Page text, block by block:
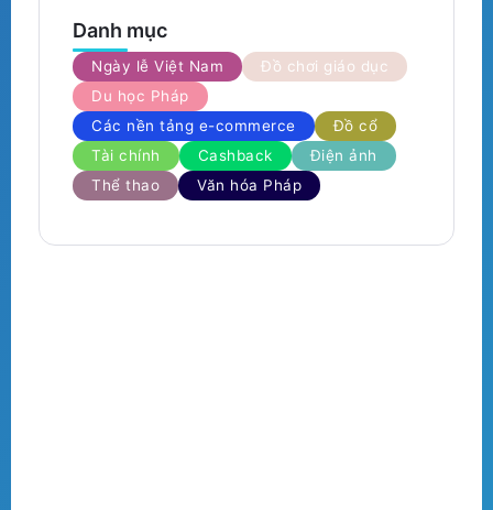
Danh mục
Ngày lễ Việt Nam
Đồ chơi giáo dục
Du học Pháp
Các nền tảng e-commerce
Đồ cổ
Tài chính
Cashback
Điện ảnh
Thể thao
Văn hóa Pháp